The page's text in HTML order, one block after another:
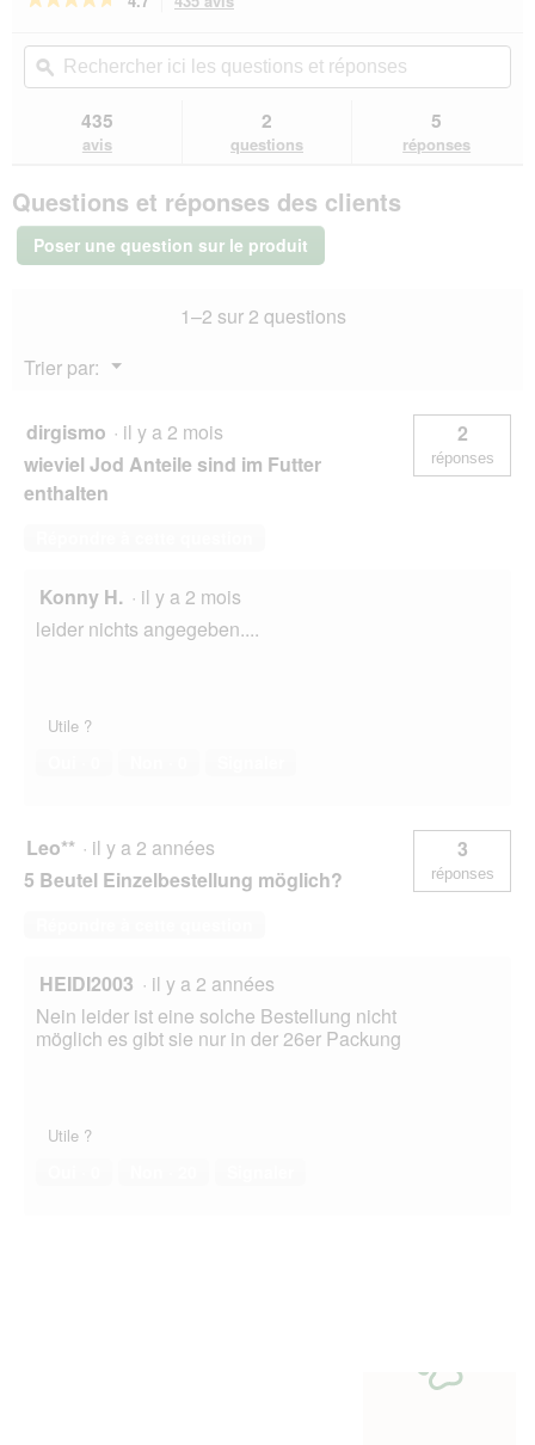
5
les
sur
Aiguillettes
Perle
26x85
vous
redirigera
vers
avis.
Rechercher
ici
les
questions
réponses
ϙ
435
avis
2
questions
5
réponses
Questions et réponses des clients
Poser une question sur le produit
1–2 sur 2 questions
Trier par:
▼
Menu
dirgismo · il y a 2 mois
wieviel Jod Anteile sind im Futter
enthalten
2
réponses
Konny H. · il y a 2 mois
leider nichts angegeben....
Utile ?
Leo** · il y a 2 années
5 Beutel Einzelbestellung möglich?
3
réponses
HEIDI2003 · il y a 2 années
Nein leider ist eine solche Bestellung nicht
möglich es gibt sie nur in der 26er Packung
Utile ?